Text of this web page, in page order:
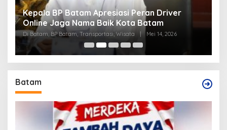
Kepala BP Batam Apresiasi Peran Driver
Online Jaga Nama Baik Kota Batam
Di Batam, BP Batam, Transportasi, Wisata | Mei 14, 2026
Batam